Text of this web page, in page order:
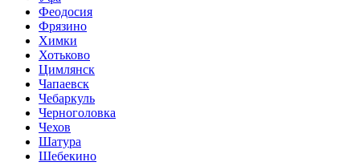
Феодосия
Фрязино
Химки
Хотьково
Цимлянск
Чапаевск
Чебаркуль
Черноголовка
Чехов
Шатура
Шебекино